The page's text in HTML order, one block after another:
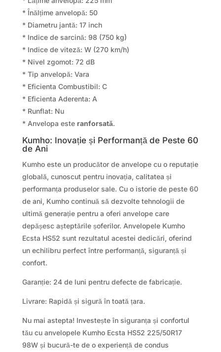
* Înălțime anvelopă: 50
* Diametru jantă: 17 inch
* Indice de sarcină: 98 (750 kg)
* Indice de viteză: W (270 km/h)
* Nivel zgomot: 72 dB
* Tip anvelopă: Vara
* Eficienta Combustibil: C
* Eficienta Aderenta: A
* Runflat: Nu
* Anvelopa este ranforsată.
Kumho: Inovație și Performanță de Peste 60
de Ani
Kumho este un producător de anvelope cu o reputație
globală, cunoscut pentru inovația, calitatea și
performanța produselor sale. Cu o istorie de peste 60
de ani, Kumho continuă să dezvolte tehnologii de
ultimă generație pentru a oferi anvelope care
depășesc așteptările șoferilor. Anvelopele Kumho
Ecsta HS52 sunt rezultatul acestei dedicări, oferind
un echilibru perfect între performanță, siguranță și
confort.
Garanție: 24 de luni pentru defecte de fabricație.
Livrare: Rapidă și sigură în toată țara.
Nu mai astepta! Investește în siguranța și confortul
tău cu anvelopele Kumho Ecsta HS52 225/50R17
98W și bucură-te de o experiență de condus